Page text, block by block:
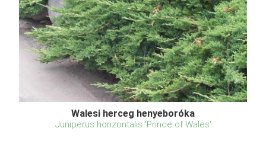
Walesi herceg henyeboróka
Juniperus horizontalis 'Prince of Wales'